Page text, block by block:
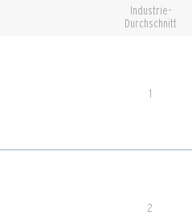
Industrie-
Durchschnitt
1
2